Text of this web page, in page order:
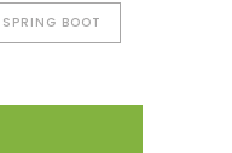
SPRING BOOT